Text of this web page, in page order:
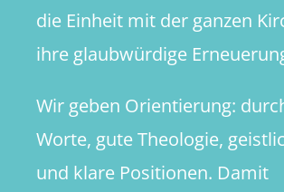
die Einheit mit der ganzen
ihre glaubwürdige
Wir geben Orientierung:
Worte, gute Theologie,
und klare Positionen. Damit